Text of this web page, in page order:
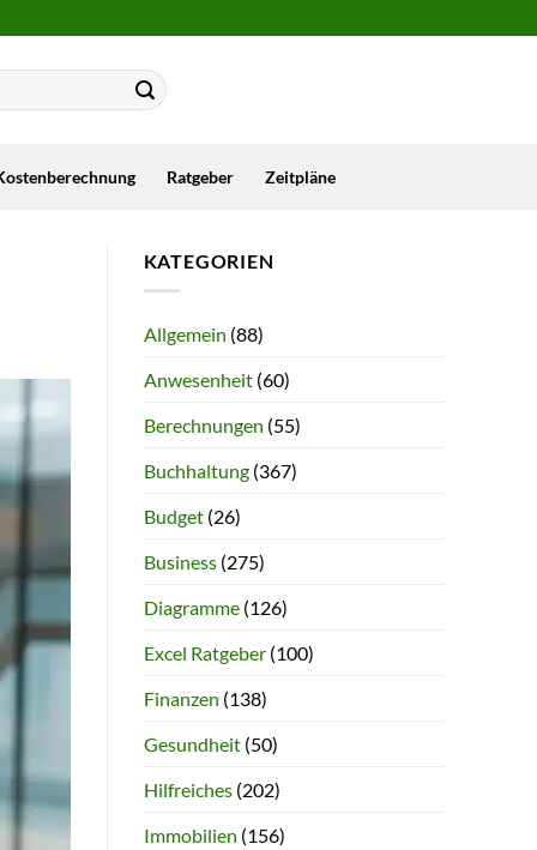
Ratgeber Zeitpläne
KATEGORIEN
Allgemein (88)
Anwesenheit(60)
Berechnungen (55)
Buchhaltung(367)
Budget(26)
Business(275)
Diagramme(126)
Excel Ratgeber(100)
Finanzen (138)
Gesundheit(50)
Hilfreiches(202)
Immobilien (156)